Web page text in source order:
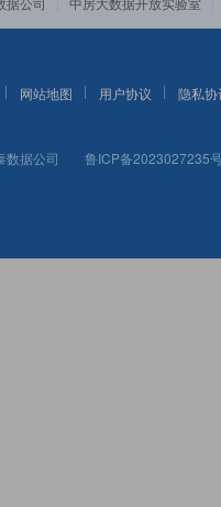
据公司 中房大数据开放实验室
网站地图 用户协议 隐私协
数据公司 鲁ICP备2023027235